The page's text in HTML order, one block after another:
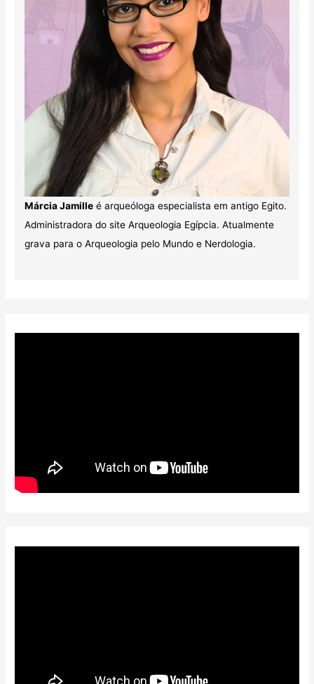
Márcia Jamilleé arqueóloga especialista em antigo Egito.
Administradora do site Arqueologia Egípcia. Atualmente
grava para o Arqueologia pelo Mundo e Nerdologia.